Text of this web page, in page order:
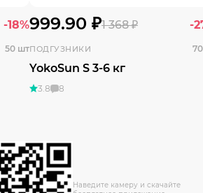
-18%
50 шт
999.90 ₽1 368 ₽ -
ПОДГУЗНИКИ
YokoSun S 3-6 кг
3.8 8
Наведите камеру и скачайте